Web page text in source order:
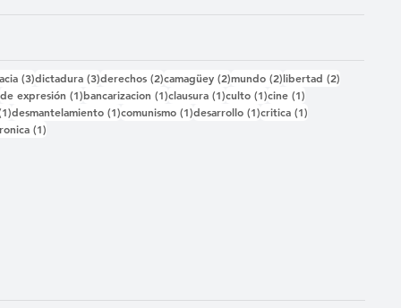
(3)3 entradas
dictadura (3)3 entradas
derechos (2)2 entradas
camagüey (2)2 entradas
mundo (2)2 entradas
libertad (2)
2 entradas
de expresión (1)1 entrada
bancarizacion (1)1 entrada
clausura (1)1 entrada
culto (1)1 entrada
cine (1)
1 entrada
desmantelamiento (1)1 entrada
comunismo (1)1 entrada
desarrollo (1)1 entrada
critica (1)
entrada(1)